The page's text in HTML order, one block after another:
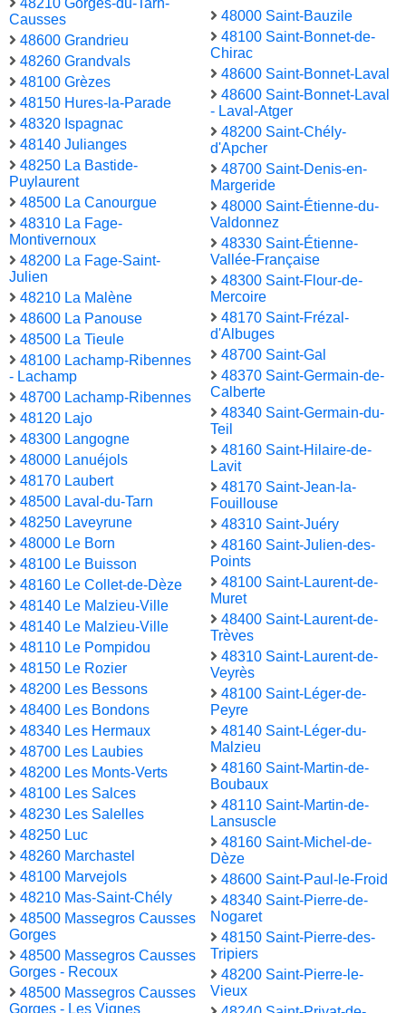
48210 Gorges-du-Tarn-
Causses
48600 Grandrieu
48260 Grandvals
48100 Grèzes
48150 Hures-la-Parade
48320 Ispagnac
48140 Julianges
48250 La Bastide-
Puylaurent
48500 La Canourgue
48310 La Fage-
Montivernoux
48200 La Fage-Saint-
Julien
48210 La Malène
48600 La Panouse
48500 La Tieule
48100 Lachamp-Ribennes
- Lachamp
48700 Lachamp-Ribennes
48120 Lajo
48300 Langogne
48000 Lanuéjols
48170 Laubert
48500 Laval-du-Tarn
48250 Laveyrune
48000 Le Born
48100 Le Buisson
48160 Le Collet-de-Dèze
48140 Le Malzieu-Ville
48140 Le Malzieu-Ville
48110 Le Pompidou
48150 Le Rozier
48200 Les Bessons
48400 Les Bondons
48340 Les Hermaux
48700 Les Laubies
48200 Les Monts-Verts
48100 Les Salces
48230 Les Salelles
48250 Luc
48260 Marchastel
48100 Marvejols
48210 Mas-Saint-Chély
48500 Massegros Causses
Gorges
48500 Massegros Causses
Gorges - Recoux
48500 Massegros Causses
Gorges - Les Vignes
48000 Saint-Bauzile
48100 Saint-Bonnet-de-
Chirac
48600 Saint-Bonnet-Laval
48600 Saint-Bonnet-Laval
- Laval-Atger
48200 Saint-Chély-
d'Apcher
48700 Saint-Denis-en-
Margeride
48000 Saint-Étienne-du-
Valdonnez
48330 Saint-Étienne-
Vallée-Française
48300 Saint-Flour-de-
Mercoire
48170 Saint-Frézal-
d'Albuges
48700 Saint-Gal
48370 Saint-Germain-de-
Calberte
48340 Saint-Germain-du-
Teil
48160 Saint-Hilaire-de-
Lavit
48170 Saint-Jean-la-
Fouillouse
48310 Saint-Juéry
48160 Saint-Julien-des-
Points
48100 Saint-Laurent-de-
Muret
48400 Saint-Laurent-de-
Trèves
48310 Saint-Laurent-de-
Veyrès
48100 Saint-Léger-de-
Peyre
48140 Saint-Léger-du-
Malzieu
48160 Saint-Martin-de-
Boubaux
48110 Saint-Martin-de-
Lansuscle
48160 Saint-Michel-de-
Dèze
48600 Saint-Paul-le-Froid
48340 Saint-Pierre-de-
Nogaret
48150 Saint-Pierre-des-
Tripiers
48200 Saint-Pierre-le-
Vieux